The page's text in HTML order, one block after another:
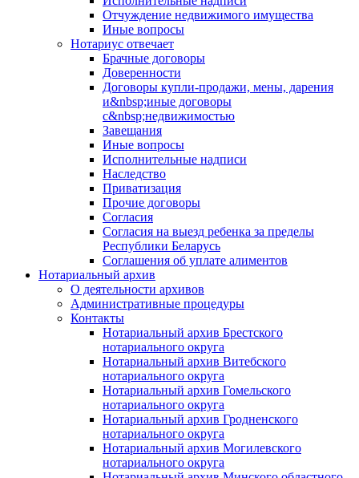
Отчуждение недвижимого имущества
Иные вопросы
Нотариус отвечает
Брачные договоры
Доверенности
Договоры купли-продажи, мены, дарения
и&nbsp;иные договоры
с&nbsp;недвижимостью
Завещания
Иные вопросы
Исполнительные надписи
Наследство
Приватизация
Прочие договоры
Согласия
Согласия на выезд ребенка за пределы
Республики Беларусь
Соглашения об уплате алиментов
Нотариальный архив
О деятельности архивов
Административные процедуры
Контакты
Нотариальный архив Брестского
нотариального округа
Нотариальный архив Витебского
нотариального округа
Нотариальный архив Гомельского
нотариального округа
Нотариальный архив Гродненского
нотариального округа
Нотариальный архив Могилевского
нотариального округа